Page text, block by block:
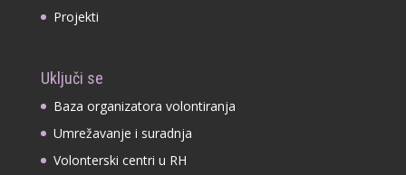
Projekti
Uključi se
Baza organizatora volontiranja
Umrežavanje i suradnja
Volonterski centri u RH